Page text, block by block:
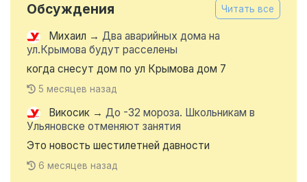
Обсуждения Читать все
Михаил → Два аварийных дома на
ул.Крымова будут расселены
когда снесут дом по ул Крымова дом 7
5 месяцев назад
Викосик → До -32 мороза. Школьникам в
Ульяновске отменяют занятия
Это новость шестилетней давности
6 месяцев назад